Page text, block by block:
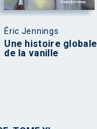
Éric Jennings
Une histoire globale
de la vanille